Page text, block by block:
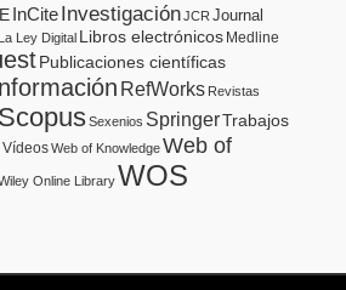
InCiteInvestigaciónJCR Journal
La Ley Digital Libros electrónicos Medline
Publicaciones científicas
RefWorks Revistas
ScopusSexenios SpringerTrabajos
VídeosWeb of KnowledgeWeb of
Online LibraryWOS